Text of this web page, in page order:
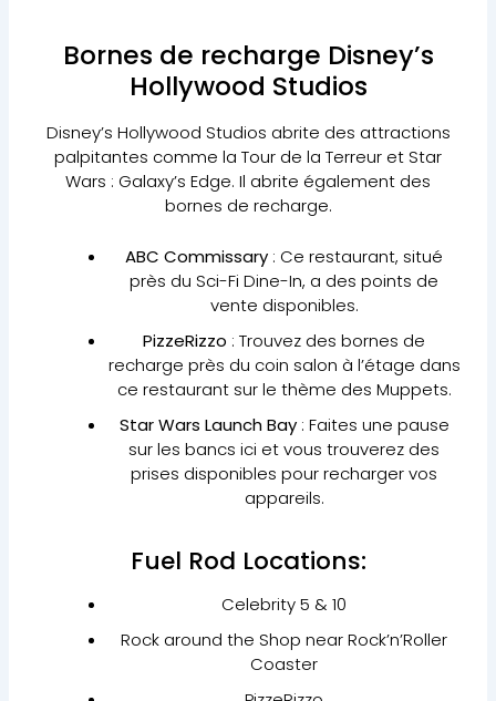
Bornes de recharge Disney’s
Hollywood Studios
Disney’s Hollywood Studios abrite des attractions
palpitantes comme la Tour de la Terreur et Star
Wars : Galaxy’s Edge. Il abrite également des
bornes de recharge.
ABC Commissary : Ce restaurant, situé
près du Sci-Fi Dine-In, a des points de
vente disponibles.
PizzeRizzo : Trouvez des bornes de
recharge près du coin salon à l’étage dans
ce restaurant sur le thème des Muppets.
Star Wars Launch Bay: Faites une pause
sur les bancs ici et vous trouverez des
prises disponibles pour recharger vos
appareils.
Fuel Rod Locations:
Celebrity 5 & 10
Rock around the Shop near Rock’n’Roller
Coaster